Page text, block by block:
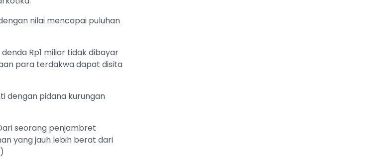
nilai mencapai puluhan
Rp1 miliar tidak dibayar
para terdakwa dapat disita
dengan pidana kurungan
seorang penjambret
yang jauh lebih berat dari